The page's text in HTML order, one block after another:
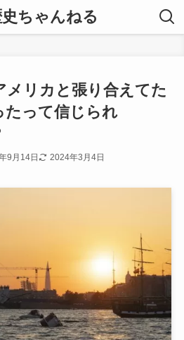
ちゃんねる
メリカと張り合えてた
たって信じられ
9月14日 2024年3月4日